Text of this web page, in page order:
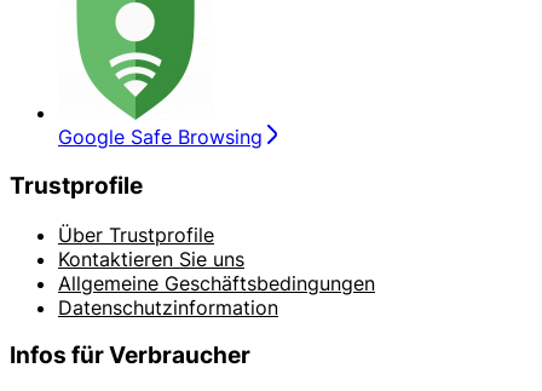
Google Safe Browsing
Trustprofile
Über Trustprofile
Kontaktieren Sie uns
Allgemeine Geschäftsbedingungen
Datenschutzinformation
Infos für Verbraucher